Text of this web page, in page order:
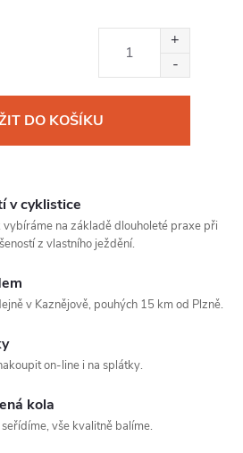
DO KOŠÍKU
v cyklistice
vybíráme na základě dlouholeté praxe při
z vlastního ježdění.
v Kaznějově, pouhých 15 km od Plzně.
on-line i na splátky.
kola
vše kvalitně balíme.